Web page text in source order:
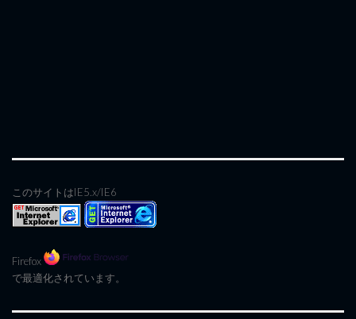
このサイトはIE5.x/IE6
Firefox
で最適化されています。